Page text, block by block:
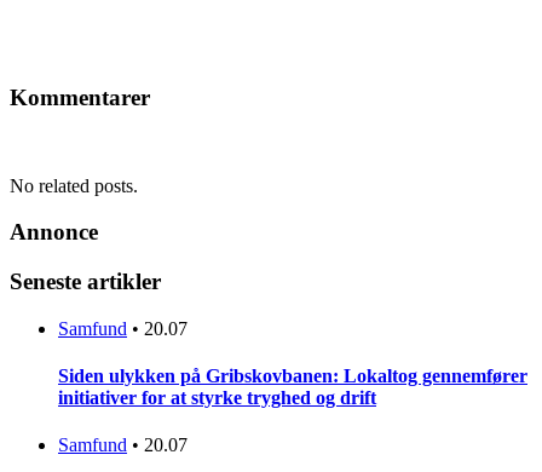
Kommentarer
No related posts.
Annonce
Seneste artikler
Samfund • 20.07
Siden ulykken på Gribskovbanen: Lokaltog gennemfører
initiativer for at styrke tryghed og drift
Samfund • 20.07